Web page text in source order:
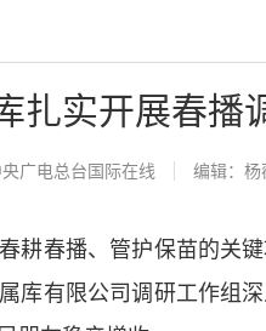
扎实开展春播
广电总台国际在线 编辑：杨
春播、管护保苗的关键
库有限公司调研工作组